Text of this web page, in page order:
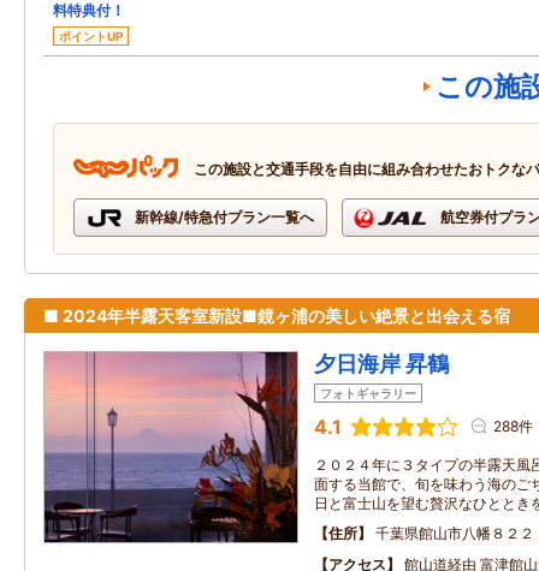
料特典付！
ポイントUP
この施
この施設と交通手段を自由に組み合わせたおトクな
新幹線/特急付プラン一覧へ 航空券付プラ
■ 2024年半露天客室新設■鏡ヶ浦の美しい絶景と出会える宿
夕日海岸 昇鶴
フォトギャラリー
4.1 288件
２０２４年に３タイプの半露天風
面する当館で、旬を味わう海のご
日と富士山を望む贅沢なひととき
住所
千葉県館山市八幡８２２
アクセス
館山道経由 富津館